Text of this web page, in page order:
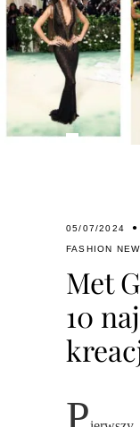
05/07/2024
FASHION
Met
10
P